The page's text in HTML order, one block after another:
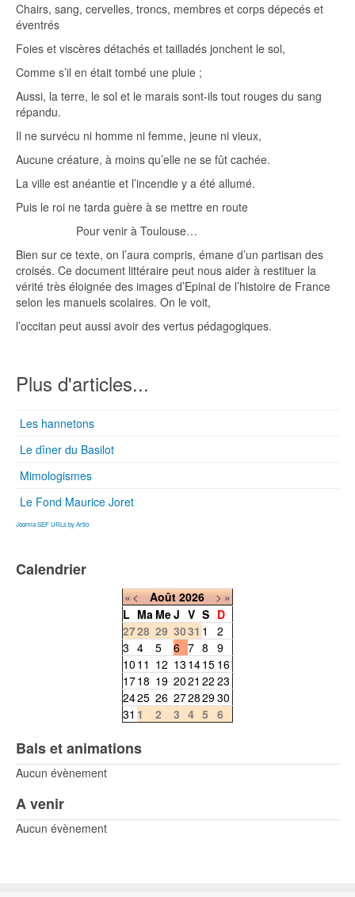
Chairs, sang, cervelles, troncs, membres et corps dépecés et
éventrés
Foies et viscères détachés et tailladés jonchent le sol,
Comme s’il en était tombé une pluie ;
Aussi, la terre, le sol et le marais sont-ils tout rouges du sang
répandu.
Il ne survécu ni homme ni femme, jeune ni vieux,
Aucune créature, à moins qu’elle ne se fût cachée.
La ville est anéantie et l’incendie y a été allumé.
Puis le roi ne tarda guère à se mettre en route
Pour venir à Toulouse…
Bien sur ce texte, on l’aura compris, émane d’un partisan des
croisés. Ce document littéraire peut nous aider à restituer la
vérité très éloignée des images d’Epinal de l’histoire de France
selon les manuels scolaires. On le voit,
l’occitan peut aussi avoir des vertus pédagogiques.
Plus d'articles...
Les hannetons
Le dîner du Basilot
Mimologismes
Le Fond Maurice Joret
Joomla SEF URLs by Artio
Calendrier
«< Août 2026 >»
L Ma MeJ V S D
2728 29 3031 1
2
3 4 5 6 7 8 9
10 11 12 13 1415 16
1718 19 2021 22 23
2425 26 27282930
31 1 2 3 4 5 6
Bals et animations
Aucun évènement
A venir
Aucun évènement